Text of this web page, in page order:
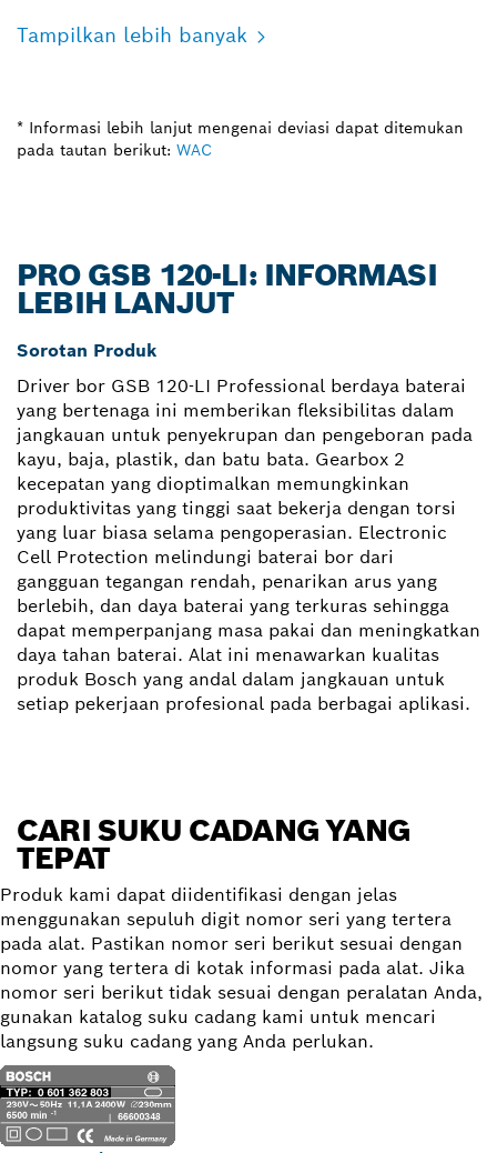
Tampilkan lebih banyak
* Informasi lebih lanjut mengenai deviasi dapat ditemukan
pada tautan berikut: WAC
PRO GSB 120-LI: INFORMASI
LEBIH LANJUT
Sorotan Produk
Driver bor GSB 120-LI Professional berdaya baterai
yang bertenaga ini memberikan fleksibilitas dalam
jangkauan untuk penyekrupan dan pengeboran pada
kayu, baja, plastik, dan batu bata. Gearbox 2
kecepatan yang dioptimalkan memungkinkan
produktivitas yang tinggi saat bekerja dengan torsi
yang luar biasa selama pengoperasian. Electronic
Cell Protection melindungi baterai bor dari
gangguan tegangan rendah, penarikan arus yang
berlebih, dan daya baterai yang terkuras sehingga
dapat memperpanjang masa pakai dan meningkatkan
daya tahan baterai. Alat ini menawarkan kualitas
produk Bosch yang andal dalam jangkauan untuk
setiap pekerjaan profesional pada berbagai aplikasi.
CARI SUKU CADANG YANG
TEPAT
Produk kami dapat diidentifikasi dengan jelas
menggunakan sepuluh digit nomor seri yang tertera
pada alat. Pastikan nomor seri berikut sesuai dengan
nomor yang tertera di kotak informasi pada alat. Jika
nomor seri berikut tidak sesuai dengan peralatan Anda,
gunakan katalog suku cadang kami untuk mencari
langsung suku cadang yang Anda perlukan.